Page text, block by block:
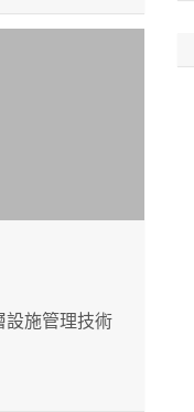
設施管理技術